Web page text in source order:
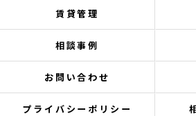
賃貸管理
相談事例
お問い合わせ
プライバシーポリシー